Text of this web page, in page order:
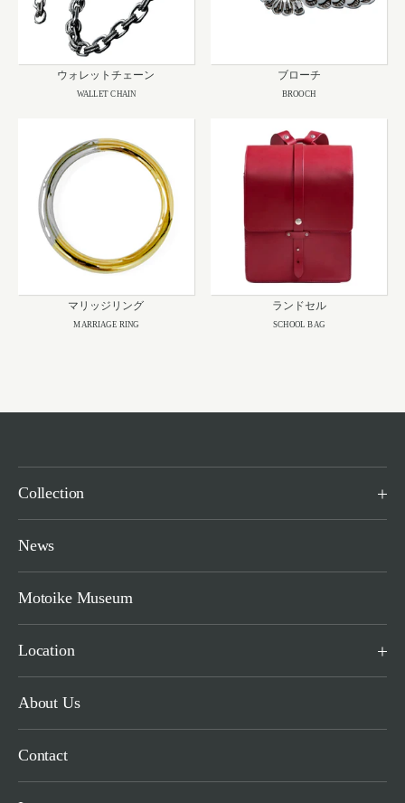
ウォレットチェーン
WALLET CHAIN
ブローチ
BROOCH
マリッジリング
MARRIAGE RING
ランドセル
SCHOOL BAG
Collection
News
Motoike Museum
Location
About Us
Contact